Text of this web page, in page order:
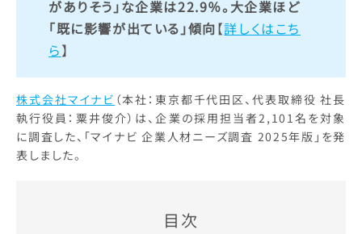
がありそう」な企業は22.9％。大企業ほど
「既に影響が出ている」傾向【詳しくはこち
ら】
株式会社マイナビ （本社：東京都千代田区、代表取締役 社長
執行役員：粟井俊介）は、企業の採用担当者2,101名を対象
に調査した、「マイナビ 企業人材ニーズ調査 2025年版」を発
表しました。
目次